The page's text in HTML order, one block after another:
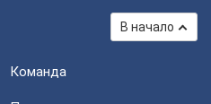
В начало
Команда